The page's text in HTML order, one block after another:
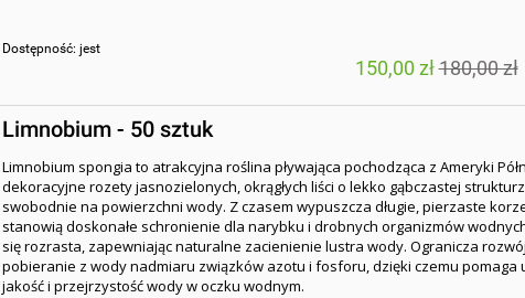
Dostępność: jest
150,00 zł180,00 zł
Limnobium - 50 sztuk
Limnobium spongia to atrakcyjna roślina pływająca pochodząca z Ameryki
dekoracyjne rozety jasnozielonych, okrągłych liści o lekko gąbczastej
swobodnie na powierzchni wody. Z czasem wypuszcza długie, pierzaste
stanowią doskonałe schronienie dla narybku i drobnych organizmów
się rozrasta, zapewniając naturalne zacienienie lustra wody. Ogranicza
pobieranie z wody nadmiaru związków azotu i fosforu, dzięki czemu pomaga
jakość i przejrzystość wody w oczku wodnym.